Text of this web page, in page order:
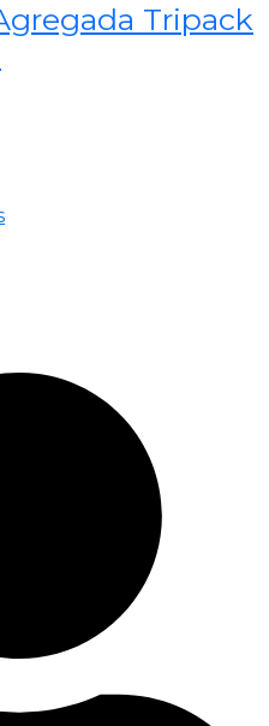
Tripack